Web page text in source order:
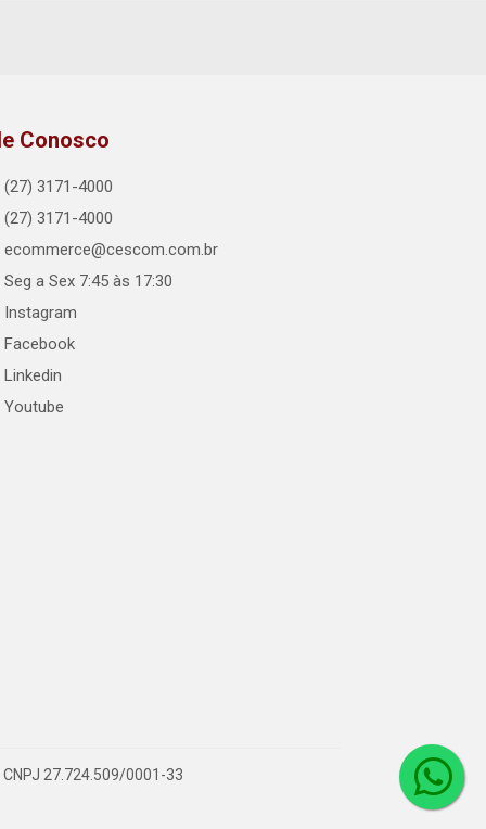
Conosco
(27) 3171-4000
(27) 3171-4000
ecommerce@cescom.com.br
Seg a Sex 7:45 às 17:30
Instagram
Facebook
Linkedin
Youtube
27.724.509/0001-33